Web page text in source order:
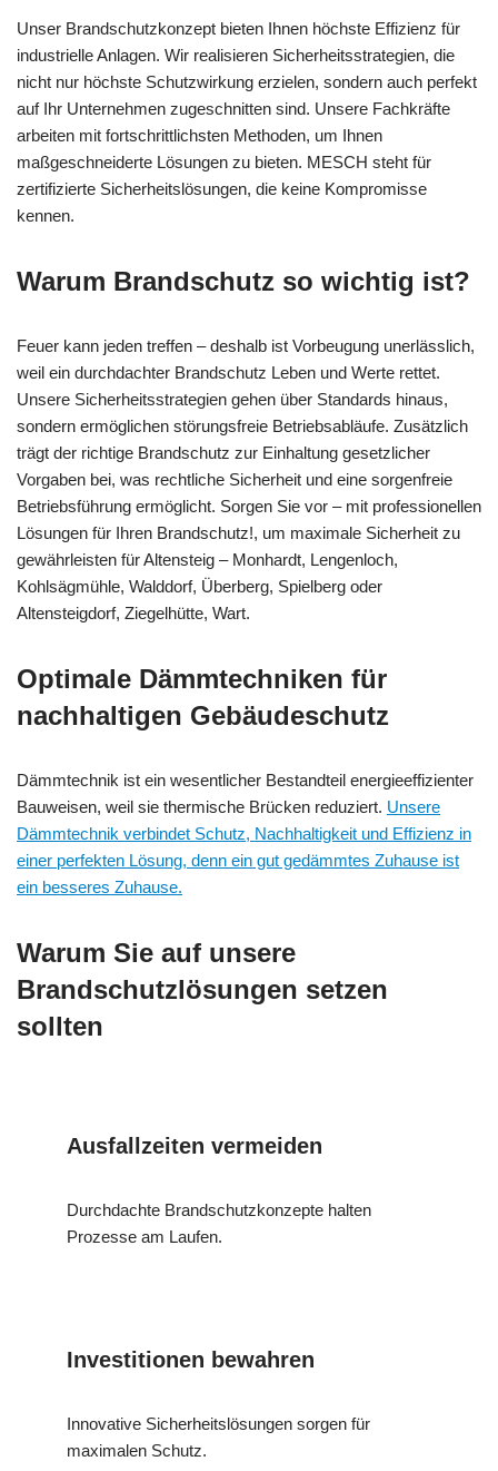
Unser Brandschutzkonzept bieten Ihnen höchste Effizienz für
industrielle Anlagen. Wir realisieren Sicherheitsstrategien, die
nicht nur höchste Schutzwirkung erzielen, sondern auch perfekt
auf Ihr Unternehmen zugeschnitten sind. Unsere Fachkräfte
arbeiten mit fortschrittlichsten Methoden, um Ihnen
maßgeschneiderte Lösungen zu bieten. MESCH steht für
zertifizierte Sicherheitslösungen, die keine Kompromisse
kennen.
Warum Brandschutz so wichtig ist?
Feuer kann jeden treffen – deshalb ist Vorbeugung unerlässlich,
weil ein durchdachter Brandschutz Leben und Werte rettet.
Unsere Sicherheitsstrategien gehen über Standards hinaus,
sondern ermöglichen störungsfreie Betriebsabläufe. Zusätzlich
trägt der richtige Brandschutz zur Einhaltung gesetzlicher
Vorgaben bei, was rechtliche Sicherheit und eine sorgenfreie
Betriebsführung ermöglicht. Sorgen Sie vor – mit professionellen
Lösungen für Ihren Brandschutz!, um maximale Sicherheit zu
gewährleisten für Altensteig – Monhardt, Lengenloch,
Kohlsägmühle, Walddorf, Überberg, Spielberg oder
Altensteigdorf, Ziegelhütte, Wart.
Optimale Dämmtechniken für
nachhaltigen Gebäudeschutz
Dämmtechnik ist ein wesentlicher Bestandteil energieeffizienter
Bauweisen, weil sie thermische Brücken reduziert. Unsere
Dämmtechnik verbindet Schutz, Nachhaltigkeit und Effizienz in
einer perfekten Lösung, denn ein gut gedämmtes Zuhause ist
ein besseres Zuhause.
Warum Sie auf unsere
Brandschutzlösungen setzen
sollten
Ausfallzeiten vermeiden
Durchdachte Brandschutzkonzepte halten
Prozesse am Laufen.
Investitionen bewahren
Innovative Sicherheitslösungen sorgen für
maximalen Schutz.